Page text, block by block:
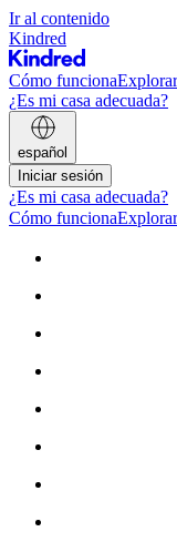
Ir al contenido
Kindred
Cómo funcionaExplorar
¿Es mi casa adecuada?
español
Iniciar sesión
¿Es mi casa adecuada?
Cómo funcionaExplorar